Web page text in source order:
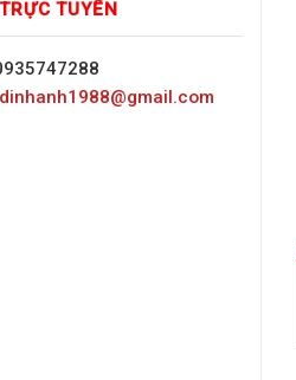
TUYẾN